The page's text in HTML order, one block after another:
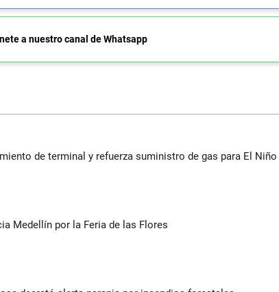
a nuestro canal de Whatsapp
de terminal y refuerza suministro de gas para El Niño
Medellín por la Feria de las Flores